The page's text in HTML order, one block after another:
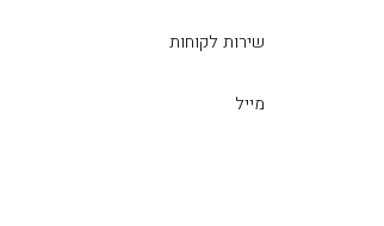
שירות לקוחות
מייל